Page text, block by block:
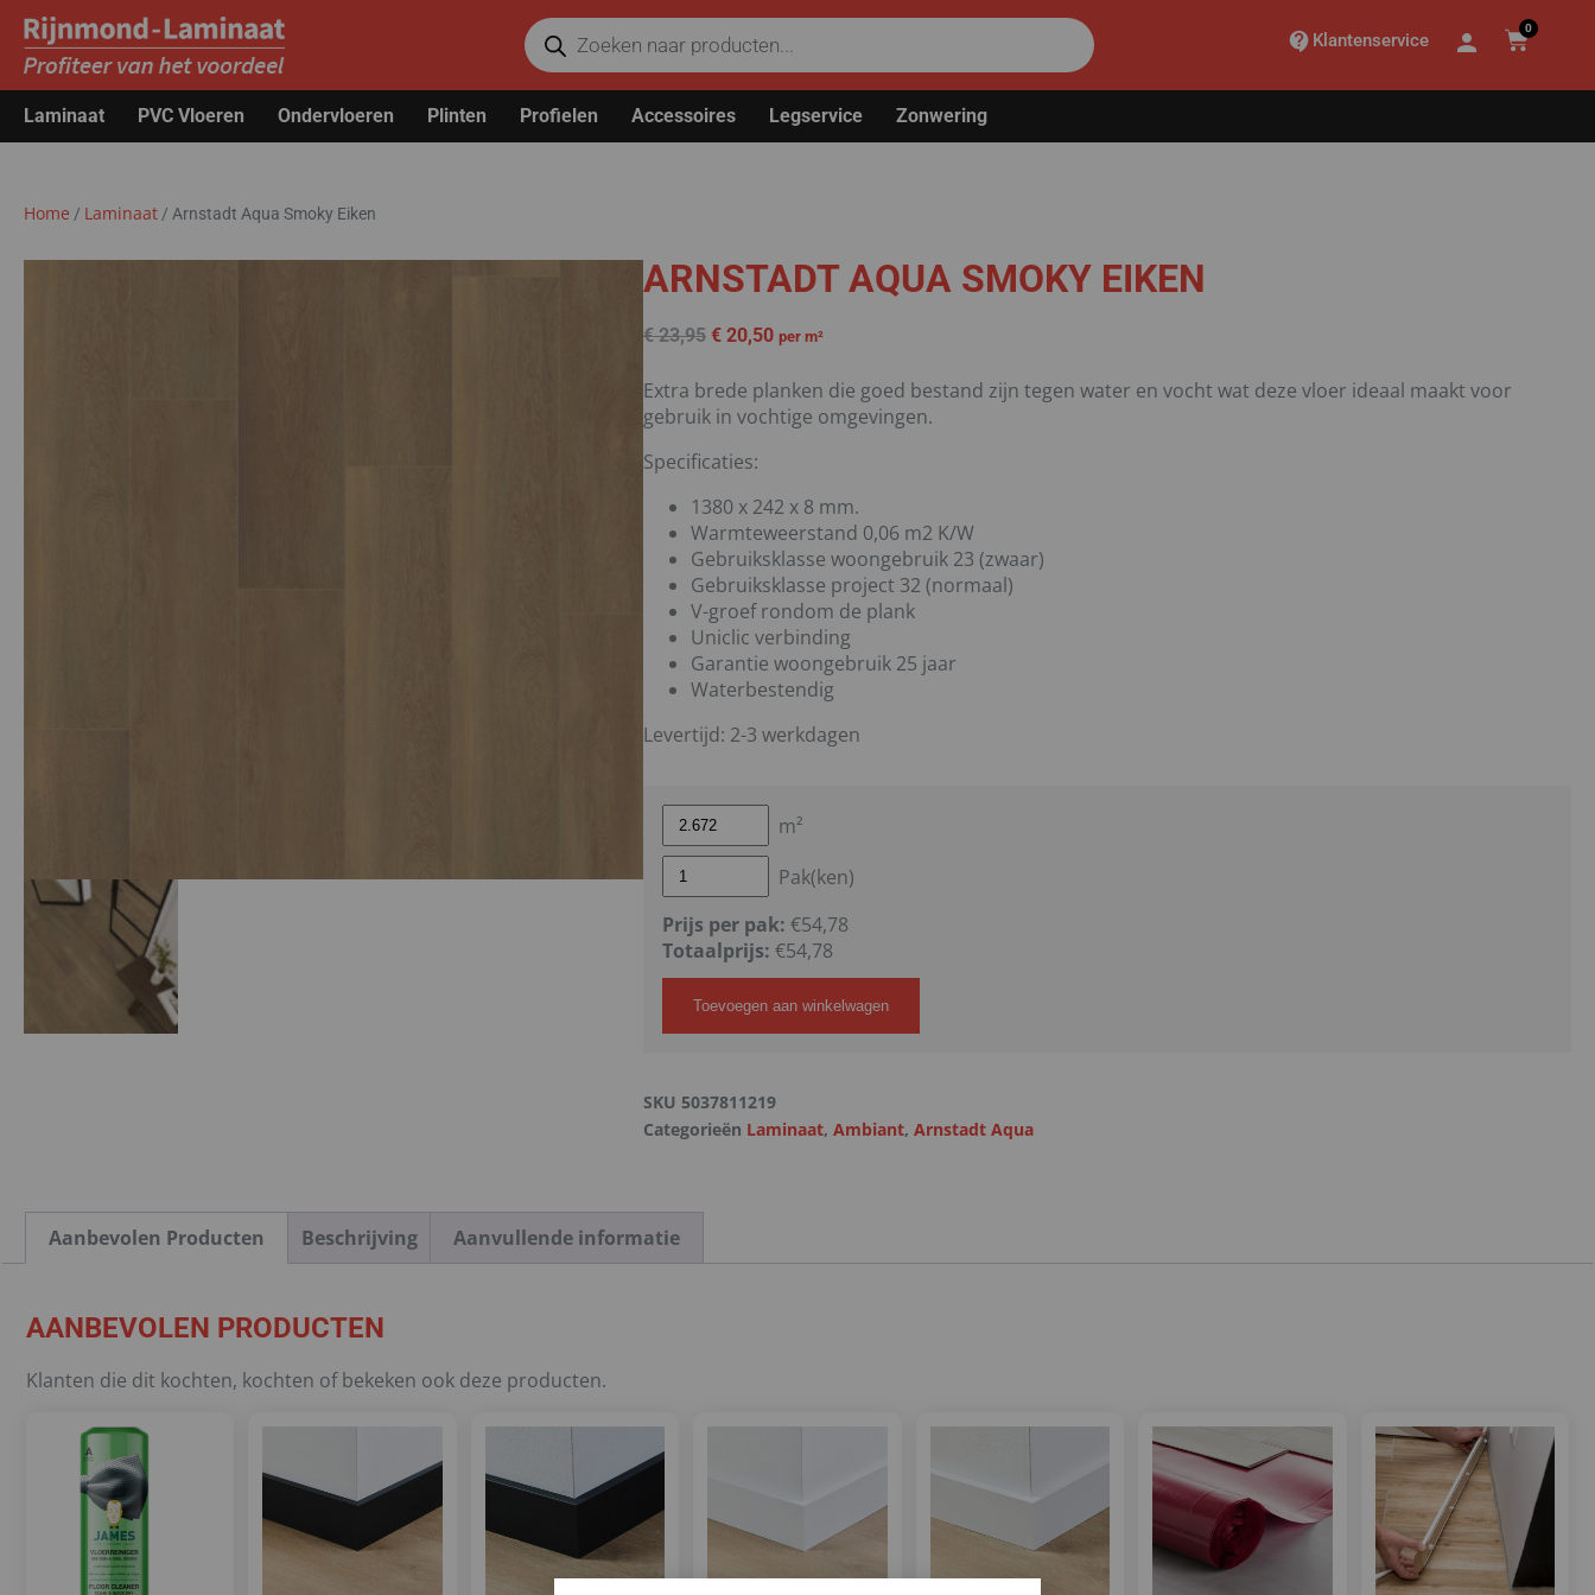
Klantenservice
0
Laminaat PVC Vloeren Ondervloeren Plinten Profielen Accessoires Legservice Zonwering
Home / Laminaat / Arnstadt Aqua Smoky Eiken
ARNSTADT AQUA SMOKY EIKEN
€23,95 €20,50 per m²
Extra brede planken die goed bestand zijn tegen water en vocht wat deze vloer ideaal maakt voor
gebruik in vochtige omgevingen.
Specificaties:
1380 x 242 x 8 mm.
Warmteweerstand 0,06 m2 K/W
Gebruiksklasse woongebruik 23 (zwaar)
Gebruiksklasse project 32 (normaal)
V-groef rondom de plank
Uniclic verbinding
Garantie woongebruik 25 jaar
Waterbestendig
Levertijd: 2-3 werkdagen
m²
Pak(ken)
Prijs per pak: €54,78
Totaalprijs: €54,78
Toevoegen aan winkelwagen
SKU 5037811219
Categorieën Laminaat, Ambiant, Arnstadt Aqua
Aanbevolen Producten Beschrijving Aanvullende informatie
AANBEVOLEN PRODUCTEN
Klanten die dit kochten, kochten of bekeken ook deze producten.